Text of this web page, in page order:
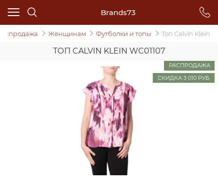
Brands73
Женщинам Футболки и топы Топ Calvin Klein
ТОП CALVIN KLEIN WC01107
РАСПРОДАЖА
СКИДКА 3 010 РУБ.